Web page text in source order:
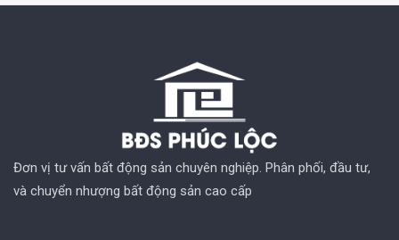
Đơn vị tư vấn bất động sản chuyên nghiệp. Phân phối, đầu tư,
và chuyển nhượng bất động sản cao cấp